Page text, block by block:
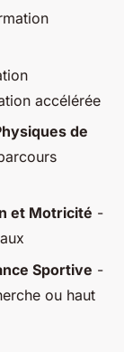
accélérée
de
et Motricité -
Sportive -
ou haut